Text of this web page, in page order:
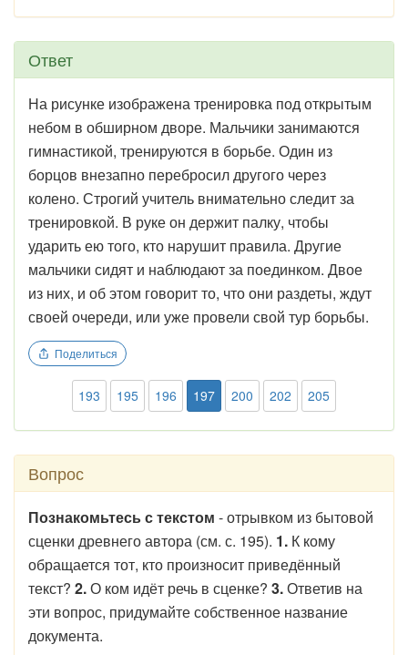
Ответ
На рисунке изображена тренировка под открытым
небом в обширном дворе. Мальчики занимаются
гимнастикой, тренируются в борьбе. Один из
борцов внезапно перебросил другого через
колено. Строгий учитель внимательно следит за
тренировкой. В руке он держит палку, чтобы
ударить ею того, кто нарушит правила. Другие
мальчики сидят и наблюдают за поединком. Двое
из них, и об этом говорит то, что они раздеты, ждут
своей очереди, или уже провели свой тур борьбы.
Поделиться
193 195 196 197 200 202 205
Вопрос
Познакомьтесь с текстом - отрывком из бытовой
сценки древнего автора (см. с. 195). 1. К кому
обращается тот, кто произносит приведённый
текст? 2.О ком идёт речь в сценке? 3.Ответив на
эти вопрос, придумайте собственное название
документа.